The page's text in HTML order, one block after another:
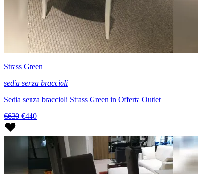
Strass Green
sedia senza braccioli
Sedia senza braccioli Strass Green in Offerta Outlet
€630 €440